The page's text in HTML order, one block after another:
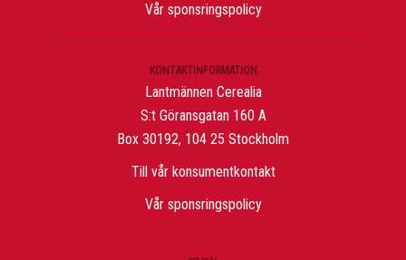
Vår sponsringspolicy
KONTAKTINFORMATION
Lantmännen Cerealia
S:t Göransgatan 160 A
Box 30192, 104 25 Stockholm
Till vår konsumentkontakt
Vår sponsringspolicy